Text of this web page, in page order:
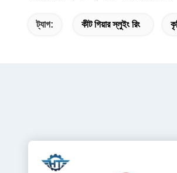
ট্যাগ: কীট গিয়ার স্লুইং রিং